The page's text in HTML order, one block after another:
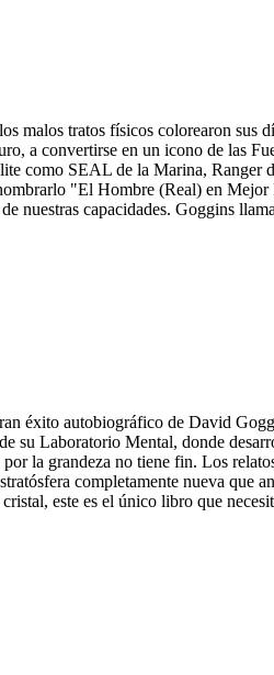
tratos físicos colorearon sus
a convertirse en un icono de las
como SEAL de la Marina,
"El Hombre (Real) en
nuestras capacidades. Goggins
éxito autobiográfico de David
su Laboratorio Mental, donde
la grandeza no tiene fin. Los
completamente nueva que
este es el único libro que